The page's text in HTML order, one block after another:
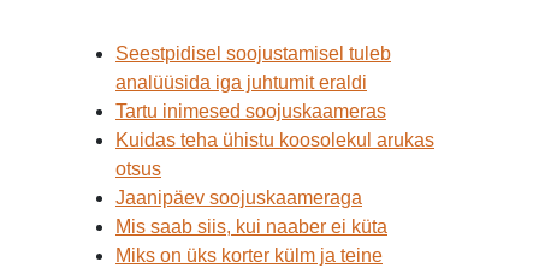
Seestpidisel soojustamisel tuleb
analüüsida iga juhtumit eraldi
Tartu inimesed soojuskaameras
Kuidas teha ühistu koosolekul arukas
otsus
Jaanipäev soojuskaameraga
Mis saab siis, kui naaber ei küta
Miks on üks korter külm ja teine